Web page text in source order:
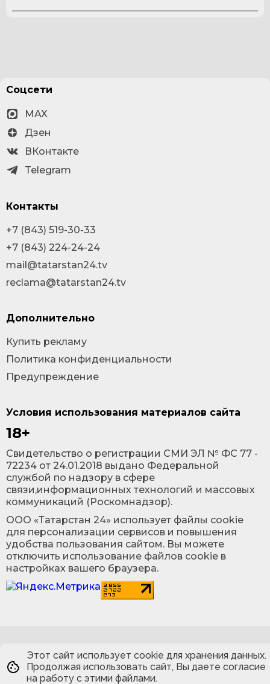
Условия использования материалов сайта
18+
Cвидетельство о регистрации СМИ ЭЛ № ФС 77 -
72234 от 24.01.2018 выдано Федеральной
службой по надзору в сфере
связи,информационных технологий и массовых
коммуникаций (Роскомнадзор).
ООО «Татарстан 24» использует файлы cookie
для персонализации сервисов и повышения
удобства пользования сайтом. Вы можете
отключить использование файлов cookie в
настройках вашего браузера.
Соцсети
MAX
Дзен
ВКонтакте
Telegram
Контакты
+7 (843) 519-30-33
+7 (843) 224-24-24
mail@tatarstan24.tv
reclama@tatarstan24.tv
Дополнительно
Купить рекламу
Политика конфиденциальности
Предупреждение
Этот сайт использует cookie для хранения данных.
Продолжая использовать сайт, Вы даете согласие
на работу с этими файлами.